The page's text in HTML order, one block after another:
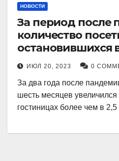
НОВОСТИ
За период после
количество
остановившихся
Кисловодска,
ИЮЛ 20, 2023 0
За два года после
шесть месяцев увеличился
гостиницах более чем в